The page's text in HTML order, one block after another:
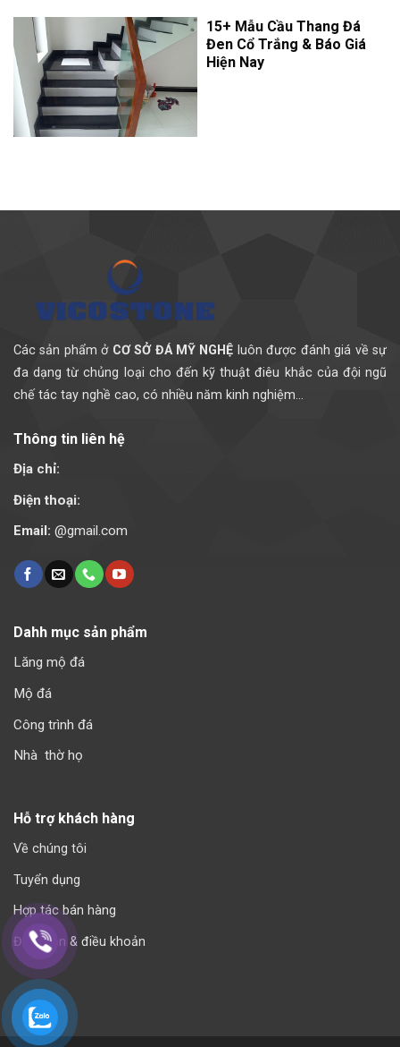
15+ Mẫu Cầu Thang Đá
Đen Cổ Trắng & Báo Giá
Hiện Nay
Các sản phẩm ở CƠ SỞ ĐÁ MỸ NGHỆ luôn được đánh giá về sự
đa dạng từ chủng loại cho đến kỹ thuật điêu khắc của đội ngũ
chế tác tay nghề cao, có nhiều năm kinh nghiệm...
Thông tin liên hệ
Địa chỉ:
Điện thoại:
Email: @gmail.com
Dahh mục sản phẩm
Lăng mộ đá
Mộ đá
Công trình đá
Nhà thờ họ
Hỗ trợ khách hàng
Về chúng tôi
Tuyển dụng
Hợp tác bán hàng
Điều kiện & điều khoản